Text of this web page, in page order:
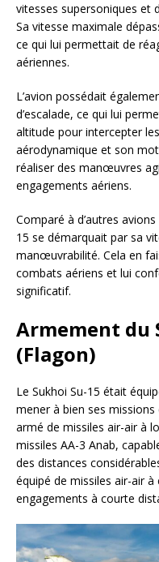
vitesses supersoniques et
Sa vitesse maximale
ce qui lui permettait de
aériennes.
L’avion possédait
d’escalade, ce qui lui
altitude pour intercepter
aérodynamique et son
réaliser des manœuvres
engagements aériens.
Comparé à d’autres
15 se démarquait par sa
manœuvrabilité. Cela en
combats aériens et lui
significatif.
Armement du
(Flagon)
Le Sukhoi Su-15 était
mener à bien ses
armé de missiles air-air à
missiles AA-3 Anab,
des distances
équipé de missiles air-air
engagements à courte